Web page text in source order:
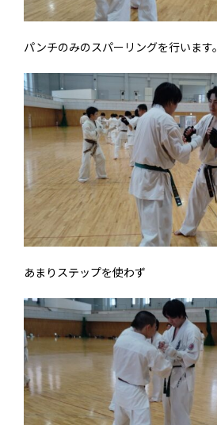
パンチのみのスパーリングを行います。
あまりステップを使わず